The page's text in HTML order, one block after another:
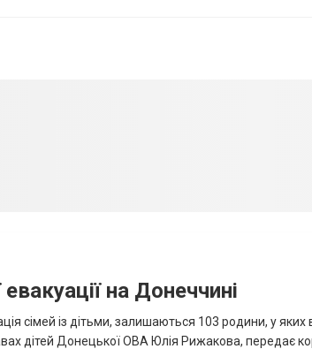
на Донеччині
сімей із дітьми, залишаються 103 родини, у
дітей Донецької ОВА Юлія Рижакова, передає